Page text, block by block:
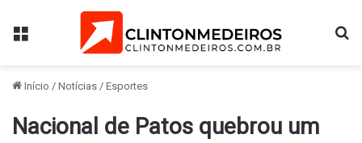
Menu
Início / Notícias / Esportes
Nacional de Patos quebrou um